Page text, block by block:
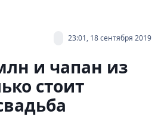
23:01, 18 сентября 2019
и чапан из
стоит